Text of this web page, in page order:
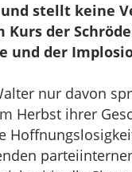
stellt keine
Kurs der
und der
nur davon
Herbst ihrer